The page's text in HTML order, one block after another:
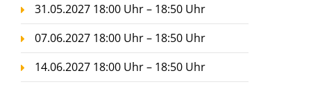
31.05.2027 18:00 Uhr – 18:50 Uhr
07.06.2027 18:00 Uhr – 18:50 Uhr
14.06.2027 18:00 Uhr – 18:50 Uhr